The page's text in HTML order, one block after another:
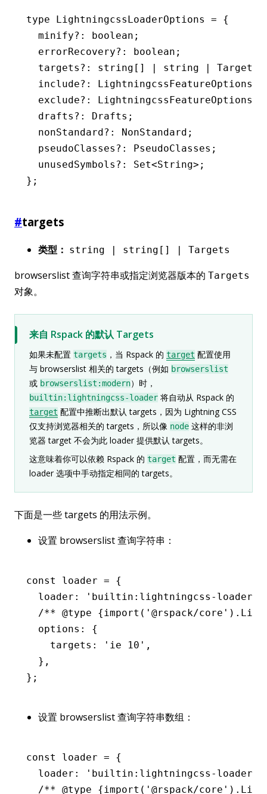
type LightningcssLoaderOptions = {
  minify
?: boolean ;
  errorRecovery
?: boolean ;
  targets
?: string [] | string | Targets
  include
?: LightningcssFeatureOptions
  exclude
?: LightningcssFeatureOptions
  drafts
?: Drafts ;
  nonStandard
?: NonStandard ;
  pseudoClasses
?: PseudoClasses ;
  unusedSymbols
?: Set<String>;
};
#targets
类型： string | string[] | Targets
browserslist 查询字符串或指定浏览器版本的 Targets
对象。
来自 Rspack 的默认 Targets
如果未配置 targets ，当 Rspack 的 target 配置使用
与 browserslist 相关的 targets（例如 browserslist
或 browserslist:modern）时，
builtin:lightningcss-loader 将自动从 Rspack 的
target 配置中推断出默认 targets，因为 Lightning CSS
仅支持浏览器相关的 targets，所以像 node 这样的非浏
览器 target 不会为此 loader 提供默认 targets。
这意味着你可以依赖 Rspack 的 target 配置，而无需在
loader 选项中手动指定相同的 targets。
下面是一些 targets 的用法示例。
设置 browserslist 查询字符串：
const loader = {
  loader
: 'builtin:lightningcss-loader'
  /**
@type {import('@rspack/
  options
:
{
    targets
: 'ie 10' ,
  }
,
};
设置 browserslist 查询字符串数组：
const loader = {
  loader
: 'builtin:lightningcss-loader'
  /**
@type {import('@rspack/